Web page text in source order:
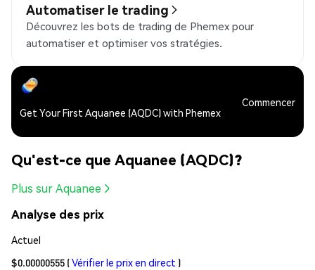
Automatiser le trading
Découvrez les bots de trading de Phemex pour
automatiser et optimiser vos stratégies.
Get Your First Aquanee (AQDC) with Phemex
Commencer
Qu'est-ce que Aquanee (AQDC)?
Plus sur Aquanee
Analyse des prix
Actuel
$0.00000555 (Vérifier le prix en direct )